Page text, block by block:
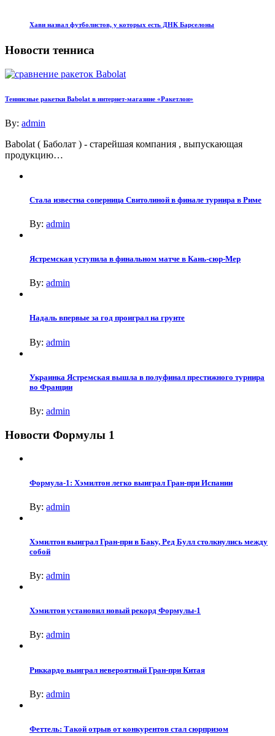
Хави назвал футболистов, у которых есть ДНК Барселоны
Новости тенниса
Теннисные ракетки Babolat в интернет-магазине «Ракетлон»
By: admin
Babolat ( Баболат ) - старейшая компания , выпускающая
продукцию…
Стала известна соперница Свитолиной в финале турнира в Риме
By: admin
Ястремская уступила в финальном матче в Кань-сюр-Мер
By: admin
Надаль впервые за год проиграл на грунте
By: admin
Украинка Ястремская вышла в полуфинал престижного турнира
во Франции
By: admin
Новости Формулы 1
Формула-1: Хэмилтон легко выиграл Гран-при Испании
By: admin
Хэмилтон выиграл Гран-при в Баку, Ред Булл столкнулись между
собой
By: admin
Хэмилтон установил новый рекорд Формулы-1
By: admin
Риккардо выиграл невероятный Гран-при Китая
By: admin
Феттель: Такой отрыв от конкурентов стал сюрпризом